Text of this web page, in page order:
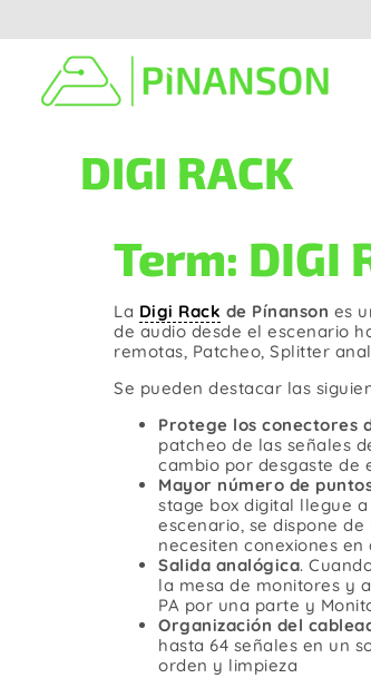
Distribución de señal
Analógico
Digital / Digital en red
De prensa
Speaker
De Vídeo / Cámara
De Fibra óptica
De Iluminación / DMX
De Corriente
DIGI RACK
Term: DIGI
La Digi Rack de Pínanson es
de audio desde el escenario
remotas, Patcheo, Splitter
Se pueden destacar las
Protege los conectores
patcheo de las señales
cambio por desgaste de
Mayor número de
stage box digital llegue
escenario, se dispone
necesiten conexiones
Salida analógica.
la mesa de monitores y
PA por una parte y
Organización del
hasta 64 señales en un
orden y limpieza